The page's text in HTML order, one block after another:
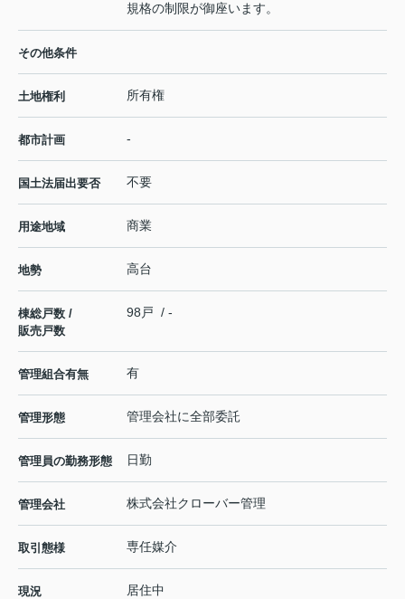
規格の制限が御座います。
その他条件
土地権利 所有権
都市計画 -
国土法届出要否 不要
用途地域 商業
地勢 高台
棟総戸数 /
販売戸数
98戸 / -
管理組合有無 有
管理形態 管理会社に全部委託
管理員の勤務形態 日勤
管理会社 株式会社クローバー管理
取引態様 専任媒介
現況 居住中